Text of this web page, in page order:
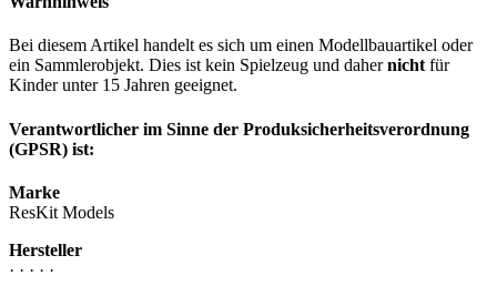
Bei diesem Artikel handelt es sich um einen Modellbauartikel oder
ein Sammlerobjekt. Dies ist kein Spielzeug und dahernicht für
Kinder unter 15 Jahren geeignet.
Verantwortlicher im Sinne der Produksicherheitsverordnung
(GPSR) ist:
Marke
ResKit Models
Hersteller
· · · · ·